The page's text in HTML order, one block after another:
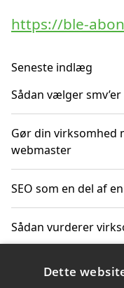
https://ble-
Seneste indlæg
Sådan vælger
Gør din virksomhed
webmaster
SEO som en del af
Sådan vurderer
Sådan får du hjælp
Dette